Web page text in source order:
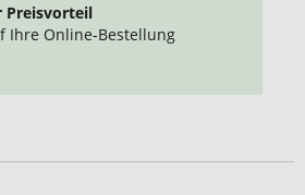
Preisvorteil
Ihre Online-Bestellung